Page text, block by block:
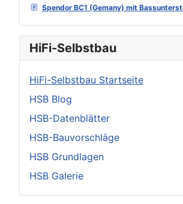
Spendor BC1 (Gemany) mit
HiFi-Selbstbau
HiFi-Selbstbau Startseite
HSB Blog
HSB-Datenblätter
HSB-Bauvorschläge
HSB Grundlagen
HSB Galerie